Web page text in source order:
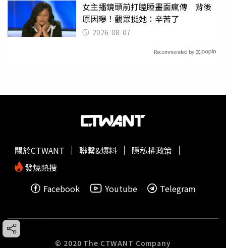
女主播鏡頭前打瞌睡畫面瘋傳 背後
原因曝！觀眾挺她：辛苦了
2026-08-07
Recommended by
關於CTWANT 聯繫&爆料
隱私權政策
發燒熱搜
Facebook
Youtube Telegram
© 2020 The CTWANT Company